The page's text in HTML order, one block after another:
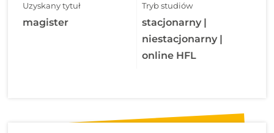
Uzyskany tytuł
magister
Tryb studiów
stacjonarny |
niestacjonarny |
online HFL